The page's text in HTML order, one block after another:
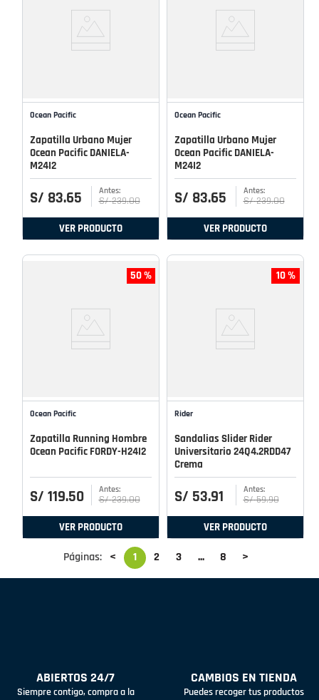
Ocean Pacific
Zapatilla Urbano Mujer
Ocean Pacific DANIELA-
M24I2
S/ 83.65 S/ 239.00
VER PRODUCTO
Ocean Pacific
Zapatilla Urbano Mujer
Ocean Pacific DANIELA-
M24I2
S/ 83.65 S/ 239.00
VER PRODUCTO
50 %
Ocean Pacific
Zapatilla Running Hombre
Ocean Pacific FORDY-H24I2
S/ 119.50 S/ 239.00
VER PRODUCTO
10 %
Rider
Sandalias Slider Rider
Universitario 24Q4.2RDD47
Crema
S/ 53.91 S/ 59.90
VER PRODUCTO
Páginas: < 1 2 3 ... 8 >
ABIERTOS 24/7
Siempre contigo, compra a la
CAMBIOS EN TIENDA
Puedes recoger tus productos